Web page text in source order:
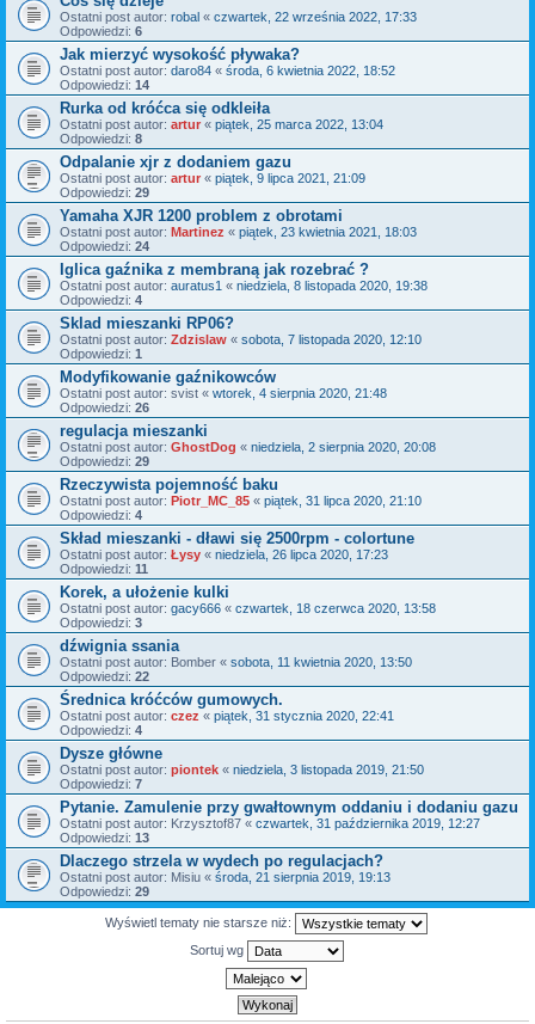
Ostatni post autor: robal « czwartek, 22 września 2022, 17:33
Odpowiedzi: 6
Jak mierzyć wysokość pływaka?
Ostatni post autor: daro84 « środa, 6 kwietnia 2022, 18:52
Odpowiedzi: 14
Rurka od króćca się odkleiła
Ostatni post autor: artur « piątek, 25 marca 2022, 13:04
Odpowiedzi: 8
Odpalanie xjr z dodaniem gazu
Ostatni post autor: artur « piątek, 9 lipca 2021, 21:09
Odpowiedzi: 29
Yamaha XJR 1200 problem z obrotami
Ostatni post autor: Martinez « piątek, 23 kwietnia 2021, 18:03
Odpowiedzi: 24
Iglica gaźnika z membraną jak rozebrać ?
Ostatni post autor: auratus1 « niedziela, 8 listopada 2020, 19:38
Odpowiedzi: 4
Sklad mieszanki RP06?
Ostatni post autor: Zdzislaw « sobota, 7 listopada 2020, 12:10
Odpowiedzi: 1
Modyfikowanie gaźnikowców
Ostatni post autor: svist « wtorek, 4 sierpnia 2020, 21:48
Odpowiedzi: 26
regulacja mieszanki
Ostatni post autor: GhostDog « niedziela, 2 sierpnia 2020, 20:08
Odpowiedzi: 29
Rzeczywista pojemność baku
Ostatni post autor: Piotr_MC_85 « piątek, 31 lipca 2020, 21:10
Odpowiedzi: 4
Skład mieszanki - dławi się 2500rpm - colortune
Ostatni post autor: Łysy « niedziela, 26 lipca 2020, 17:23
Odpowiedzi: 11
Korek, a ułożenie kulki
Ostatni post autor: gacy666 « czwartek, 18 czerwca 2020, 13:58
Odpowiedzi: 3
dźwignia ssania
Ostatni post autor: Bomber « sobota, 11 kwietnia 2020, 13:50
Odpowiedzi: 22
Średnica króćców gumowych.
Ostatni post autor: czez « piątek, 31 stycznia 2020, 22:41
Odpowiedzi: 4
Dysze główne
Ostatni post autor: piontek « niedziela, 3 listopada 2019, 21:50
Odpowiedzi: 7
Pytanie. Zamulenie przy gwałtownym oddaniu i dodaniu gazu
Ostatni post autor: Krzysztof87 « czwartek, 31 października 2019, 12:27
Odpowiedzi: 13
Dlaczego strzela w wydech po regulacjach?
Ostatni post autor: Misiu « środa, 21 sierpnia 2019, 19:13
Odpowiedzi: 29
Wyświetl tematy nie starsze niż:
Sortuj wg